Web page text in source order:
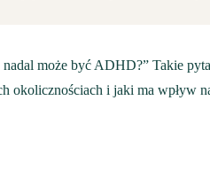
może być ADHD?” Takie
okolicznościach i jaki ma wpływ